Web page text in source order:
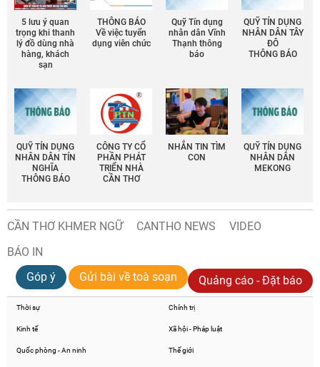
5 lưu ý quan
trọng khi thanh
lý đồ dùng nhà
hàng, khách
sạn
THÔNG BÁO
Về việc tuyển
dụng viên chức
Quỹ Tín dụng
nhân dân Vĩnh
Thạnh thông
báo
QUỸ TÍN DỤNG
NHÂN DÂN TÂY
ĐÔ
THÔNG BÁO
QUỸ TÍN DỤNG
NHÂN DÂN TÍN
NGHĨA
THÔNG BÁO
CÔNG TY CỔ
PHẦN PHÁT
TRIỂN NHÀ
CẦN THƠ
NHẮN TIN TÌM
CON
QUỸ TÍN DỤNG
NHÂN DÂN
MEKONG
CẦN THƠ KHMER NGỮ CANTHO NEWS
VIDEO
BÁO IN
Góp ý
Gửi bài về toà soạn Quảng cáo - Đặt báo
Thời sự Chính trị
Kinh tế Xã hội - Pháp luật
Quốc phòng - An ninh Thế giới